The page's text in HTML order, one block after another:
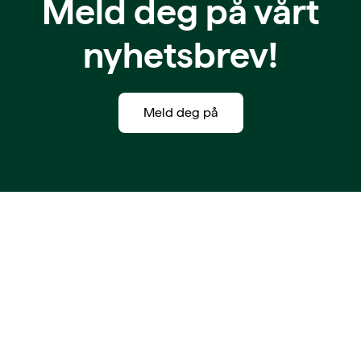
Meld deg på vårt
nyhetsbrev!
Meld deg på